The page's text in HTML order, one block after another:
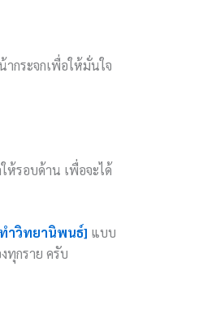
กระจกเพื่อให้มั่นใจ
ห้รอบด้าน เพื่อจะได้
ำวิทยานิพนธ์] แบบ
ทุกราย ครับ